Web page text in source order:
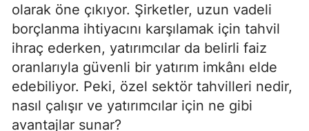
olarak öne çıkıyor. Şirketler, uzun vadeli
borçlanma ihtiyacını karşılamak için tahvil
ihraç ederken, yatırımcılar da belirli faiz
oranlarıyla güvenli bir yatırım imkânı elde
edebiliyor. Peki, özel sektör tahvilleri nedir,
nasıl çalışır ve yatırımcılar için ne gibi
avantajlar sunar?